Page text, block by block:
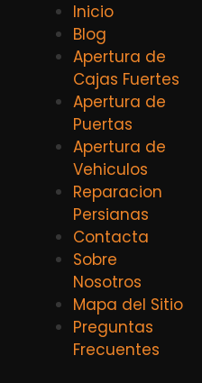
Inicio
Blog
Apertura de
Cajas Fuertes
Apertura de
Puertas
Apertura de
Vehiculos
Reparacion
Persianas
Contacta
Sobre
Nosotros
Mapa del Sitio
Preguntas
Frecuentes